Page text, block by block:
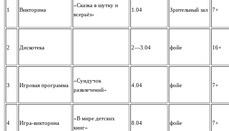
1 Викторина
«Сказка в шутку и
всерьёз»
1.04 Зрительный зал 7+
2 Дискотека 2—3.04 фойе 16+
3 Игровая программа
«Сундучок
развлечений»
4.04 фойе 7+
4 Игра-викторина
«В мире детских
книг»
8.04 фойе 7+